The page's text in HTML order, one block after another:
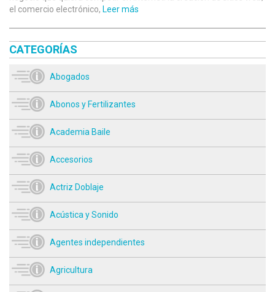
el comercio electrónico, Leer más
CATEGORÍAS
Abogados
Abonos y Fertilizantes
Academia Baile
Accesorios
Actriz Doblaje
Acústica y Sonido
Agentes independientes
Agricultura